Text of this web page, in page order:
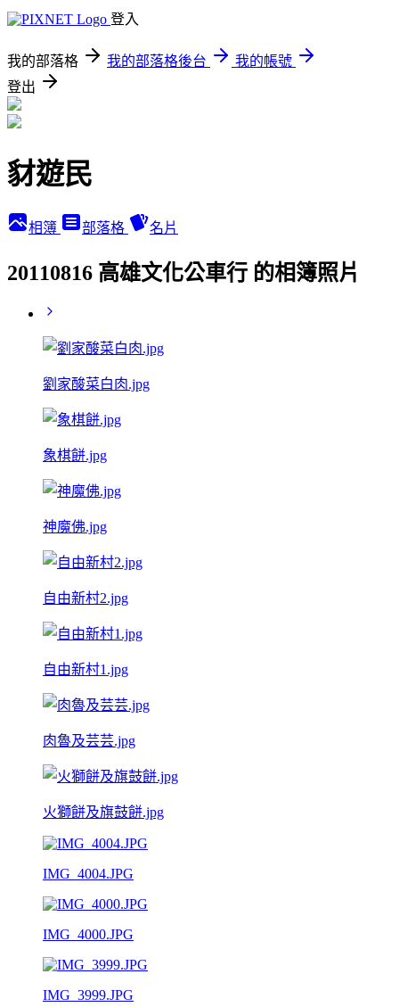
登入
我的部落格 我的部落格後台
我的帳號
登出
豺遊民
相簿 部落格 名片
20110816 高雄文化公車行 的相簿照片
劉家酸菜白肉.jpg
象棋餅.jpg
神魔佛.jpg
自由新村2.jpg
自由新村1.jpg
肉魯及芸芸.jpg
火獅餅及旗鼓餅.jpg
IMG_4004.JPG
IMG_4000.JPG
IMG_3999.JPG